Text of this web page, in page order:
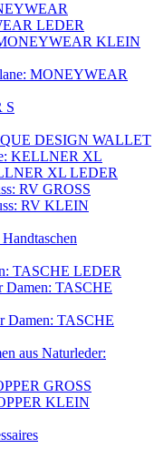
LEDER
MONEYWEAR KLEIN
MONEYWEAR
S
DESIGN WALLET
KELLNER XL
XL LEDER
RV GROSS
RV KLEIN
TASCHE LEDER
Damen: TASCHE
Damen: TASCHE
aus Naturleder:
GROSS
KLEIN